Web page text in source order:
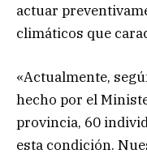
actuar
climáticos que
«Actualmente,
hecho por el
provincia, 60
esta condición.